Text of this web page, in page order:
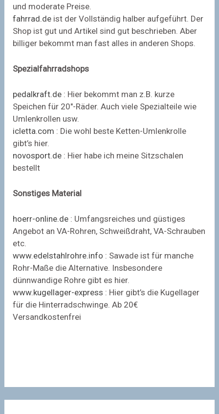
und moderate Preise.
fahrrad.de ist der Vollständig halber aufgeführt. Der
Shop ist gut und Artikel sind gut beschrieben. Aber
billiger bekommt man fast alles in anderen Shops.
Spezialfahrradshops
pedalkraft.de : Hier bekommt man z.B. kurze
Speichen für 20″-Räder. Auch viele Spezialteile wie
Umlenkrollen usw.
icletta.com : Die wohl beste Ketten-Umlenkrolle
gibt’s hier.
novosport.de : Hier habe ich meine Sitzschalen
bestellt
Sonstiges Material
hoerr-online.de : Umfangsreiches und güstiges
Angebot an VA-Rohren, Schweißdraht, VA-Schrauben
etc.
www.edelstahlrohre.info : Sawade ist für manche
Rohr-Maße die Alternative. Insbesondere
dünnwandige Rohre gibt es hier.
www.kugellager-express : Hier gibt’s die Kugellager
für die Hinterradschwinge. Ab 20€
Versandkostenfrei